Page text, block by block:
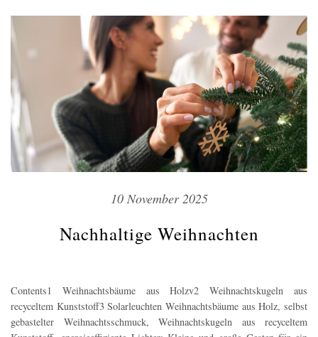
10 November 2025
Nachhaltige Weihnachten
Contents1 Weihnachtsbäume aus Holzv2 Weihnachtskugeln aus
recyceltem Kunststoff3 Solarleuchten Weihnachtsbäume aus Holz, selbst
gebastelter Weihnachtsschmuck, Weihnachtskugeln aus recyceltem